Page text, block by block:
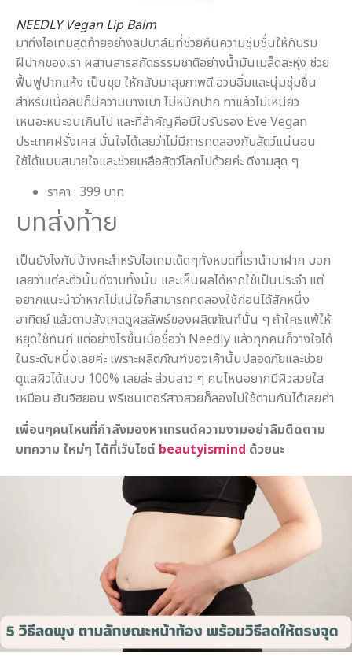
NEEDLY Vegan Lip Balm
มาถึงไอเทมสุดท้ายอย่างลิปบาล์มที่ช่วยคืนความชุ่มชื่นให้กับริม
ฝีปากของเรา ผสานสารสกัดธรรมชาติอย่างน้ำมันเมล็ดละหุ่ง ช่วย
ฟื้นฟูปากแห้ง เป็นขุย ให้กลับมาสุขภาพดี อวบอิ่มและนุ่มชุ่มชื่น
สำหรับเนื้อลิปก็มีความบางเบา ไม่หนักปาก ทาแล้วไม่เหนียว
เหนอะหนะจนเกินไป และที่สำคัญคือมีใบรับรอง Eve Vegan
ประเทศฝรั่งเศส มั่นใจได้เลยว่าไม่มีการทดลองกับสัตว์แน่นอน
ใช้ได้แบบสบายใจและช่วยเหลือสัตว์โลกไปด้วยค่ะ ดีงามสุด ๆ
ราคา : 399 บาท
บทส่งท้าย
เป็นยังไงกันบ้างคะสำหรับไอเทมเด็ดๆทั้งหมดที่เรานำมาฝาก บอก
เลยว่าแต่ละตัวนั้นดีงามทั้งนั้น และเห็นผลได้หากใช้เป็นประจำ แต่
อยากแนะนำว่าหากไม่แน่ใจก็สามารถทดลองใช้ก่อนได้สักหนึ่ง
อาทิตย์ แล้วตามสังเกตดูผลลัพธ์ของผลิตภัณฑ์นั้น ๆ ถ้าใครแพ้ให้
หยุดใช้ทันที แต่อย่างไรขึ้นเมื่อชื่อว่า Needly แล้วทุกคนก็วางใจได้
ในระดับหนึ่งเลยค่ะ เพราะผลิตภัณฑ์ของเค้านั้นปลอดภัยและช่วย
ดูแลผิวได้แบบ 100% เลยล่ะ ส่วนสาว ๆ คนไหนอยากมีผิวสวยใส
เหมือน ฮันจีฮยอน พรีเซนเตอร์สาวสวยก็ลองไปใช้ตามกันได้เลยค่า
เพื่อนๆคนไหนที่กำลังมองหาเทรนด์ความงามอย่าลืมติดตาม
บทความ ใหม่ๆ ได้ที่เว็บไซต์ beautyismind ด้วยนะ